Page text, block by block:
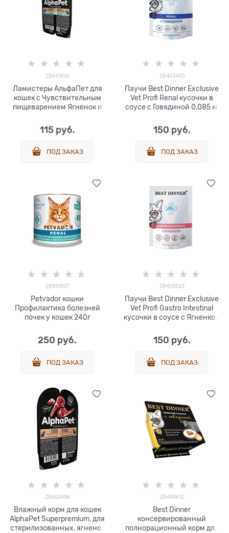
ZB651836
Ламистеры АльфаПет для
кошек с Чувствительным
пищеварением Ягненок и
115 руб.
ПОД ЗАКАЗ
ZB403400
Паучи Best Dinner Exclusive
Vet Profi Renal кусочки в
соусе с Говядиной 0,085 кг
150 руб.
ПОД ЗАКАЗ
ZB831007
Petvador кошки
Профилактика болезней
почек у кошек 240г
250 руб.
ПОД ЗАКАЗ
ZB403523
Паучи Best Dinner Exclusive
Vet Profi Gastro Intestinal
кусочки в соусе с Ягненком
150 руб.
ПОД ЗАКАЗ
ZB652406
Влажный корм для кошек
AlphaPet Superpremium, для
стерилизованных, ягненок
ZB404612
Best Dinner
консервированный
полнорационный корм для